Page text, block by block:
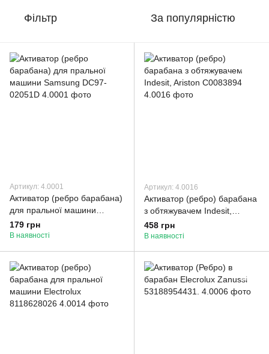
Фільтр За популярністю
Артикул: 4.0001
Активатор (ребро барабана)
для пральної машини
Samsung DC97-02051D
179 грн
В наявності
Артикул: 4.0016
Активатор (ребро) барабана
з обтяжувачем Indesit,
Ariston C0083894
458 грн
В наявності